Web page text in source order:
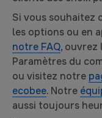
Si vous
les options ou en
notre FAQ, ouvrez
Paramètres du
ou visitez notre
ecobee. Notre
aussi toujours